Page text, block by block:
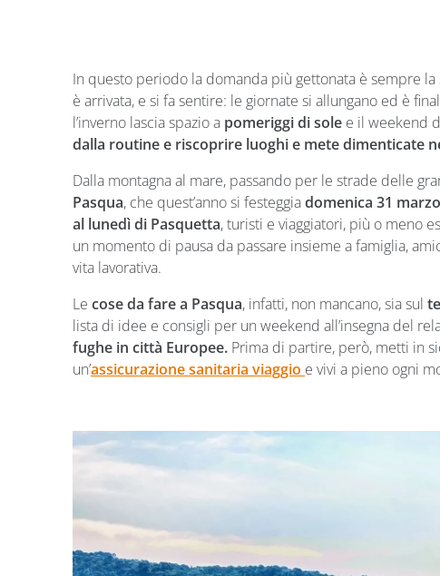
In questo periodo la domanda più gettonata è sempre la
è arrivata, e si fa sentire: le giornate si allungano ed è
l’inverno lascia spazio a pomeriggi di sole e il weekend
dalla routine e riscoprire luoghi e mete dimenticate
Dalla montagna al mare, passando per le strade delle
Pasqua, che quest’anno si festeggiadomenica 31 marzo
al lunedì di Pasquetta, turisti e viaggiatori, più o meno
un momento di pausa da passare insieme a famiglia,
vita lavorativa.
Le cose da fare a Pasqua, infatti, non mancano, sia sul
lista di idee e consigli per un weekend all’insegna del
fughe in città Europee. Prima di partire, però, metti in
un’assicurazionesanitaria viaggio e vivi a pieno ogni